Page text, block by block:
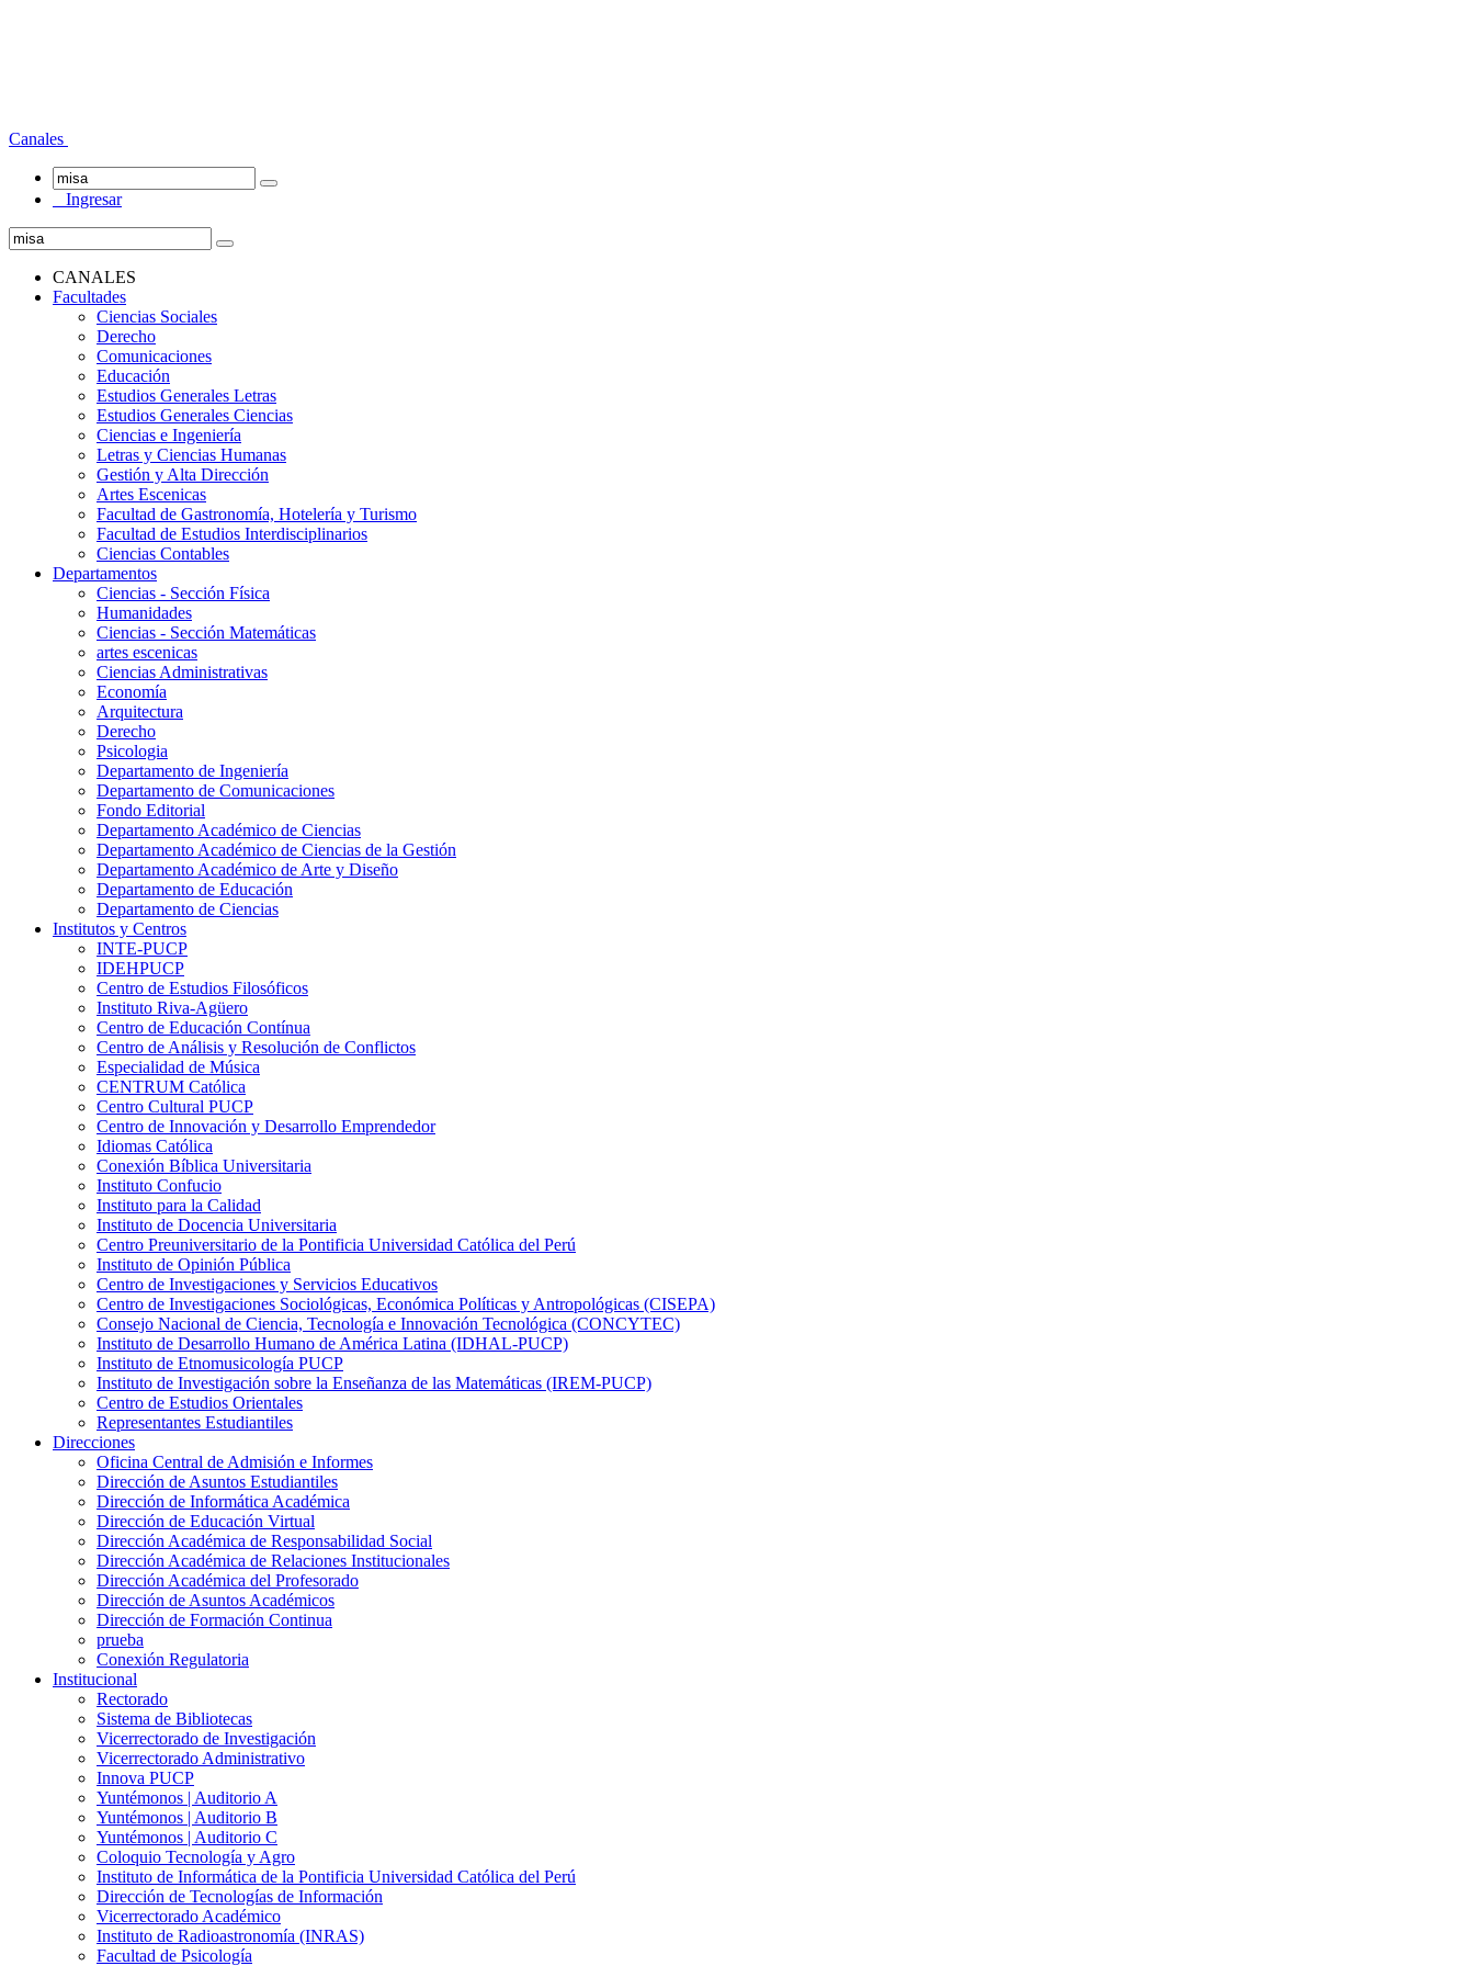
Canales
Ingresar
CANALES
Facultades
Ciencias Sociales
Derecho
Comunicaciones
Educación
Estudios Generales Letras
Estudios Generales Ciencias
Ciencias e Ingeniería
Letras y Ciencias Humanas
Gestión y Alta Dirección
Artes Escenicas
Facultad de Gastronomía, Hotelería y Turismo
Facultad de Estudios Interdisciplinarios
Ciencias Contables
Departamentos
Ciencias - Sección Física
Humanidades
Ciencias - Sección Matemáticas
artes escenicas
Ciencias Administrativas
Economía
Arquitectura
Derecho
Psicologia
Departamento de Ingeniería
Departamento de Comunicaciones
Fondo Editorial
Departamento Académico de Ciencias
Departamento Académico de Ciencias de la Gestión
Departamento Académico de Arte y Diseño
Departamento de Educación
Departamento de Ciencias
Institutos y Centros
INTE-PUCP
IDEHPUCP
Centro de Estudios Filosóficos
Instituto Riva-Agüero
Centro de Educación Contínua
Centro de Análisis y Resolución de Conflictos
Especialidad de Música
CENTRUM Católica
Centro Cultural PUCP
Centro de Innovación y Desarrollo Emprendedor
Idiomas Católica
Conexión Bíblica Universitaria
Instituto Confucio
Instituto para la Calidad
Instituto de Docencia Universitaria
Centro Preuniversitario de la Pontificia Universidad Católica del Perú
Instituto de Opinión Pública
Centro de Investigaciones y Servicios Educativos
Centro de Investigaciones Sociológicas, Económica Políticas y Antropológicas (CISEPA)
Consejo Nacional de Ciencia, Tecnología e Innovación Tecnológica (CONCYTEC)
Instituto de Desarrollo Humano de América Latina (IDHAL-PUCP)
Instituto de Etnomusicología PUCP
Instituto de Investigación sobre la Enseñanza de las Matemáticas (IREM-PUCP)
Centro de Estudios Orientales
Representantes Estudiantiles
Direcciones
Oficina Central de Admisión e Informes
Dirección de Asuntos Estudiantiles
Dirección de Informática Académica
Dirección de Educación Virtual
Dirección Académica de Responsabilidad Social
Dirección Académica de Relaciones Institucionales
Dirección Académica del Profesorado
Dirección de Asuntos Académicos
Dirección de Formación Continua
prueba
Conexión Regulatoria
Institucional
Rectorado
Sistema de Bibliotecas
Vicerrectorado de Investigación
Vicerrectorado Administrativo
Innova PUCP
Yuntémonos | Auditorio A
Yuntémonos | Auditorio B
Yuntémonos | Auditorio C
Coloquio Tecnología y Agro
Instituto de Informática de la Pontificia Universidad Católica del Perú
Dirección de Tecnologías de Información
Vicerrectorado Académico
Instituto de Radioastronomía (INRAS)
Facultad de Psicología